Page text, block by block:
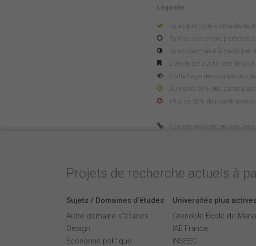
Légende
Tu as participé à cette étude
Tu n'as pas encore participé à
Tu as commencé à participer
L'étude est sur ta liste de
L'affichage des évaluations
Au moins 50% des
Plus de 50% des participants
* Le site web contient des
Projets de recherche actuels à
Sujets / Domaines d'études
Autre domaine d'études
Design
Économie politique
Universités plus
Grenoble École de
IAE France
INSEEC